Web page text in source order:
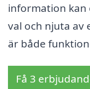
information
val och njuta av
är både
Få 3